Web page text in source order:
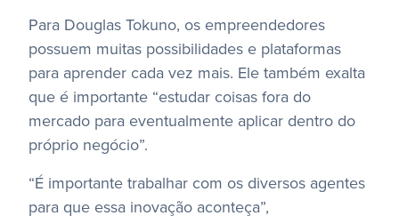
Para Douglas Tokuno, os empreendedores
possuem muitas possibilidades e plataformas
para aprender cada vez mais. Ele também exalta
que é importante “estudar coisas fora do
mercado para eventualmente aplicar dentro do
próprio negócio”.
“É importante trabalhar com os diversos agentes
para que essa inovação aconteça”,